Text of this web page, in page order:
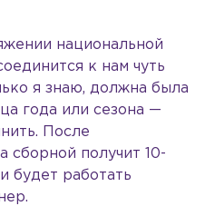
национальной
к нам чуть
я знаю, должна была
года или сезона —
После
сборной получит 10-
будет работать